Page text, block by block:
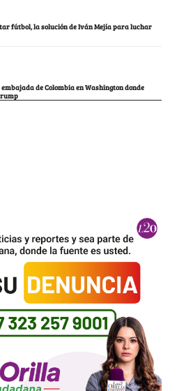
fútbol, la solución de Iván Mejía para luchar
embajada de Colombia en Washington donde